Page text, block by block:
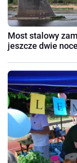
Most stalowy
jeszcze dwie